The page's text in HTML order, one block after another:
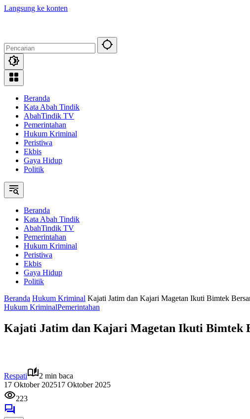
Langsung ke konten
Beranda
Kata Abah Tindik
AbahTindik TV
Pemerintahan
Hukum Kriminal
Peristiwa
Ekbis
Gaya Hidup
Politik
Beranda
Kata Abah Tindik
AbahTindik TV
Pemerintahan
Hukum Kriminal
Peristiwa
Ekbis
Gaya Hidup
Politik
Beranda Hukum Kriminal Kajati Jatim dan Kajari Magetan Ikuti Bimtek
Hukum KriminalPemerintahan
Kajati Jatim dan Kajari Magetan Ikuti Bimtek
Respati
2 min baca
17 Oktober 202517 Oktober 2025
223